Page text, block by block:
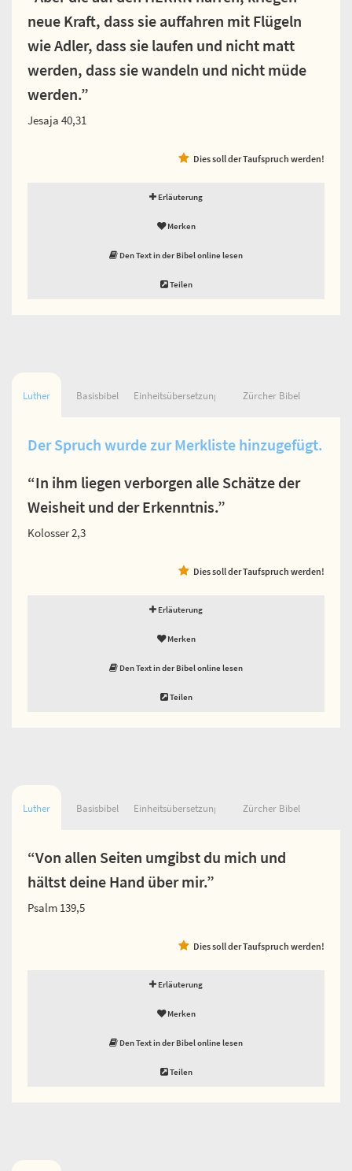
neue Kraft, dass sie auffahren mit Flügeln
wie Adler, dass sie laufen und nicht matt
werden, dass sie wandeln und nicht müde
werden.”
Jesaja 40,31
Dies soll der Taufspruch werden!
Erläuterung
Merken
Den Text in der Bibel online lesen
Teilen
Luther Basisbibel Einheitsübersetzung Zürcher Bibel
Der Spruch wurde zur Merkliste hinzugefügt.
“In ihm liegen verborgen alle Schätze der
Weisheit und der Erkenntnis.”
Kolosser 2,3
Dies soll der Taufspruch werden!
Erläuterung
Merken
Den Text in der Bibel online lesen
Teilen
Luther Basisbibel Einheitsübersetzung Zürcher Bibel
“Von allen Seiten umgibst du mich und
hältst deine Hand über mir.”
Psalm 139,5
Dies soll der Taufspruch werden!
Erläuterung
Merken
Den Text in der Bibel online lesen
Teilen